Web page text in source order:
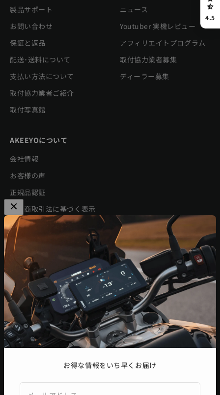
お得な情報をいち早くお届け
製品サポート
お問い合わせ
保証と返品
配送･送料について
支払い方法について
取付協力業者ご紹介
取付写真館
ニュース
Youtuber 実機レビュー
アフィリエイトプログラム
取付協力業者募集
ディーラー募集
AKEEYOについて
会社情報
お客様の声
正規品認証
特定商取引法に基づく表示
利用規約
プライバシーポリシー
ニュースレター
セール情報、新製品の発表、イベント情報などをいち早くお届
けします。
メールアドレス
登録
4.5